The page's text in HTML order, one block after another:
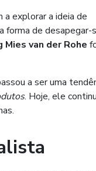
a explorar a ideia de
forma de desapegar-
Mies van der Rohe
a ser uma
. Hoje, ele